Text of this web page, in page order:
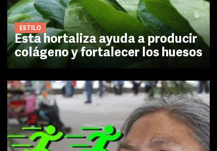
ESTILO
Esta hortaliza ayuda a producir
colágeno y fortalecer los huesos